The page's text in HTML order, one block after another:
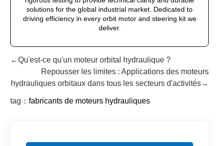
solutions for the global industrial market. Dedicated to
driving efficiency in every orbit motor and steering kit we
deliver.
←Qu'est-ce qu'un moteur orbital hydraulique ?
Repousser les limites : Applications des moteurs
hydrauliques orbitaux dans tous les secteurs d'activités→
tag：fabricants de moteurs hydrauliques